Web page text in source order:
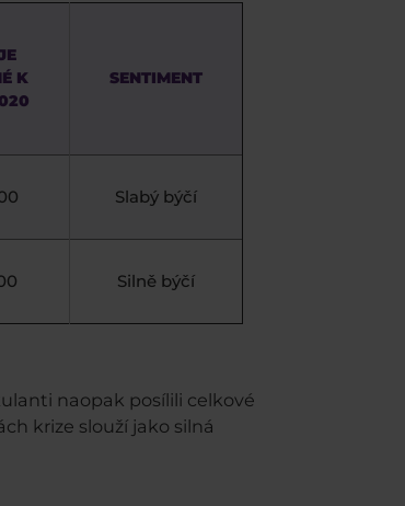
K
SENTIMENT
Slabý býčí
Silně býčí
naopak posílili celkové
krize slouží jako silná